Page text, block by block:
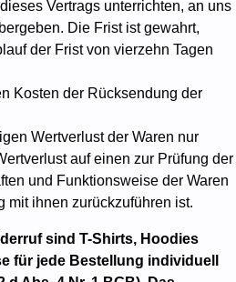
Vertrags unterrichten, an uns
Die Frist ist gewahrt,
der Frist von vierzehn Tagen
Kosten der Rücksendung der
Wertverlust der Waren nur
auf einen zur Prüfung der
und Funktionsweise der Waren
mit ihnen zurückzuführen ist.
sind T-Shirts, Hoodies
für jede Bestellung individuell